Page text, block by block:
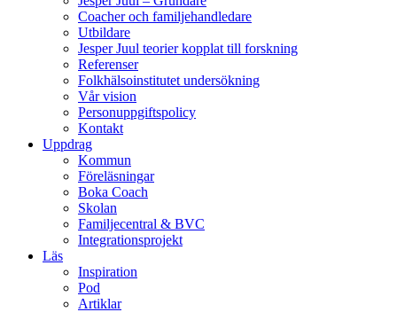
Coacher och familjehandledare
Utbildare
Jesper Juul teorier kopplat till forskning
Referenser
Folkhälsoinstitutet undersökning
Vår vision
Personuppgiftspolicy
Kontakt
Uppdrag
Kommun
Föreläsningar
Boka Coach
Skolan
Familjecentral & BVC
Integrationsprojekt
Läs
Inspiration
Pod
Artiklar